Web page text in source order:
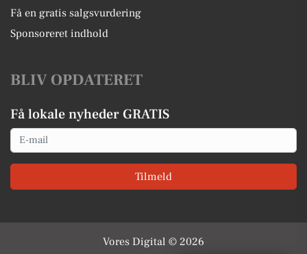
Få en gratis salgsvurdering
Sponsoreret indhold
BLIV OPDATERET
Få lokale nyheder GRATIS
Email
Tilmeld
Vores Digital © 2026